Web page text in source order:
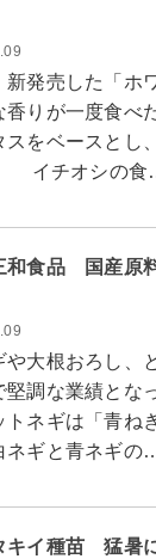
発売した「ホ
りが一度食べ
をベースとし
イチオシの食
和食品 国産原
大根おろし、
調な業績とな
ネギは「青ね
ネギと青ネギの
キイ種苗 猛暑